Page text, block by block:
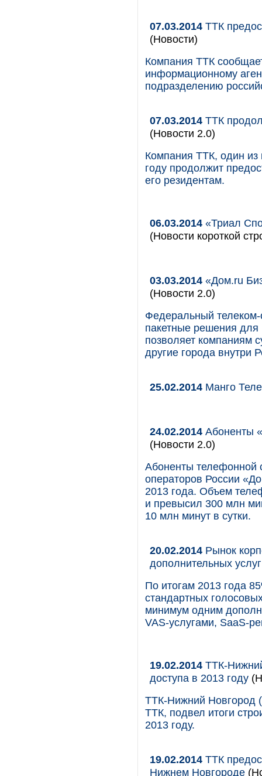
07.03.2014 ТТК
(Новости)
Компания ТТК
информационному
подразделению
07.03.2014 ТТК
(Новости 2.0)
Компания ТТК, один из
году продолжит
его резидентам.
06.03.2014 «Триал
(Новости короткой
03.03.2014 «Дом.ru
(Новости 2.0)
Федеральный
пакетные решения
позволяет компаниям
другие города внутри
25.02.2014 Манго
24.02.2014 Абоненты
(Новости 2.0)
Абоненты телефонной
операторов России
2013 года. Объем
и превысил 300 млн
10 млн минут в сутки.
20.02.2014 Рынок
дополнительных
По итогам 2013 года
стандартных
минимум одним
VAS-услугами, SaaS-
19.02.2014 ТТК-
доступа в 2013 году
ТТК-Нижний Новгород
ТТК, подвел итоги
2013 году.
19.02.2014 ТТК
Нижнем Новгороде